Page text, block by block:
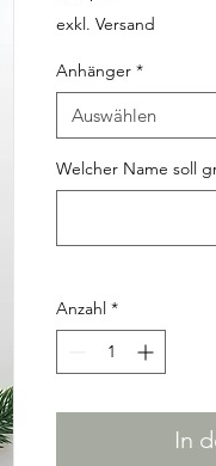
exkl. Versand
Anhänger *
Auswählen
Welcher Name soll
Anzahl *
In